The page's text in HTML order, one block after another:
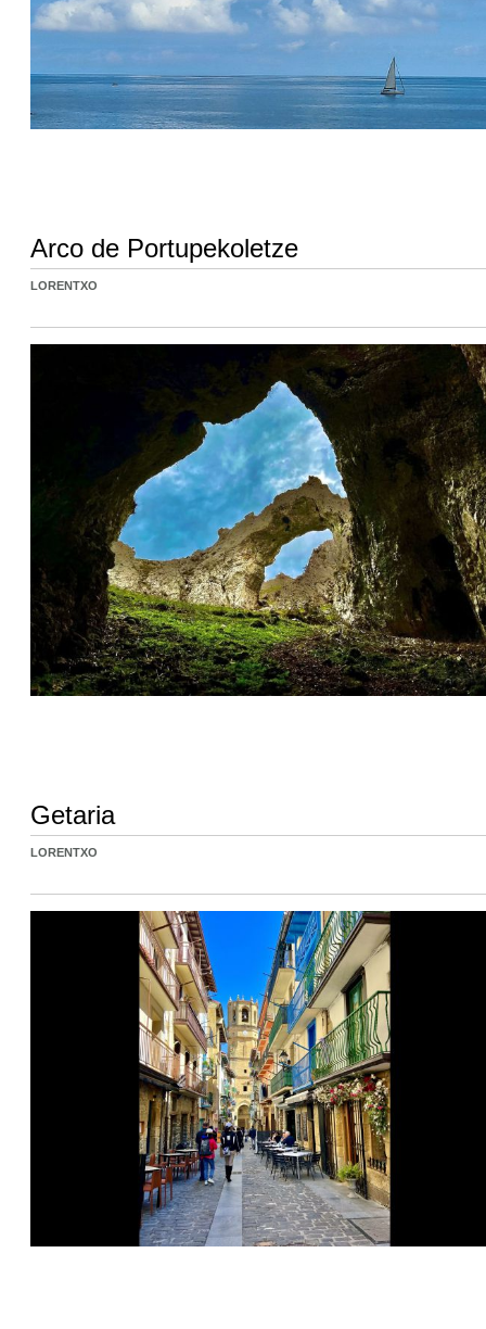
Arco de Portupekoletze
LORENTXO
Getaria
LORENTXO